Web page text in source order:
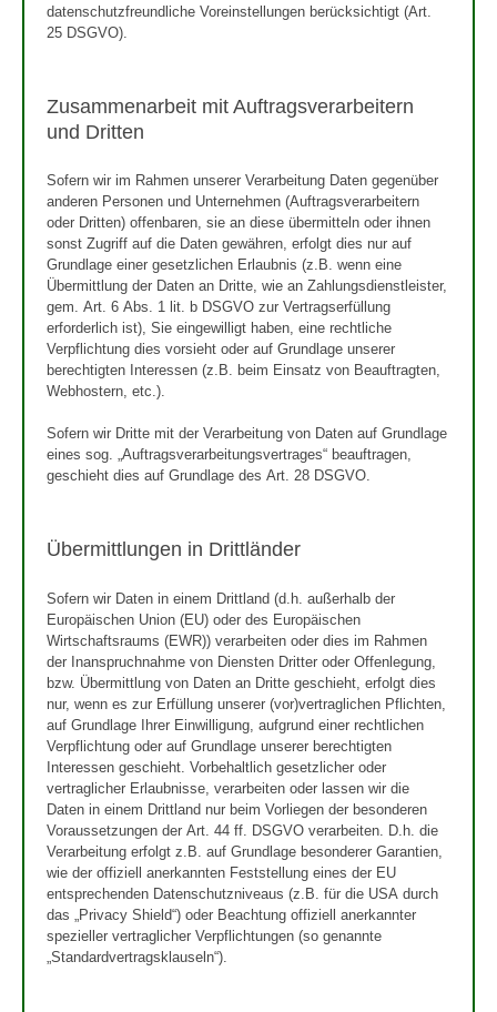
datenschutzfreundliche Voreinstellungen berücksichtigt (Art.
25 DSGVO).
Zusammenarbeit mit Auftragsverarbeitern
und Dritten
Sofern wir im Rahmen unserer Verarbeitung Daten gegenüber
anderen Personen und Unternehmen (Auftragsverarbeitern
oder Dritten) offenbaren, sie an diese übermitteln oder ihnen
sonst Zugriff auf die Daten gewähren, erfolgt dies nur auf
Grundlage einer gesetzlichen Erlaubnis (z.B. wenn eine
Übermittlung der Daten an Dritte, wie an Zahlungsdienstleister,
gem. Art. 6 Abs. 1 lit. b DSGVO zur Vertragserfüllung
erforderlich ist), Sie eingewilligt haben, eine rechtliche
Verpflichtung dies vorsieht oder auf Grundlage unserer
berechtigten Interessen (z.B. beim Einsatz von Beauftragten,
Webhostern, etc.).
Sofern wir Dritte mit der Verarbeitung von Daten auf Grundlage
eines sog. „Auftragsverarbeitungsvertrages“ beauftragen,
geschieht dies auf Grundlage des Art. 28 DSGVO.
Übermittlungen in Drittländer
Sofern wir Daten in einem Drittland (d.h. außerhalb der
Europäischen Union (EU) oder des Europäischen
Wirtschaftsraums (EWR)) verarbeiten oder dies im Rahmen
der Inanspruchnahme von Diensten Dritter oder Offenlegung,
bzw. Übermittlung von Daten an Dritte geschieht, erfolgt dies
nur, wenn es zur Erfüllung unserer (vor)vertraglichen Pflichten,
auf Grundlage Ihrer Einwilligung, aufgrund einer rechtlichen
Verpflichtung oder auf Grundlage unserer berechtigten
Interessen geschieht. Vorbehaltlich gesetzlicher oder
vertraglicher Erlaubnisse, verarbeiten oder lassen wir die
Daten in einem Drittland nur beim Vorliegen der besonderen
Voraussetzungen der Art. 44 ff. DSGVO verarbeiten. D.h. die
Verarbeitung erfolgt z.B. auf Grundlage besonderer Garantien,
wie der offiziell anerkannten Feststellung eines der EU
entsprechenden Datenschutzniveaus (z.B. für die USA durch
das „Privacy Shield“) oder Beachtung offiziell anerkannter
spezieller vertraglicher Verpflichtungen (so genannte
„Standardvertragsklauseln“).